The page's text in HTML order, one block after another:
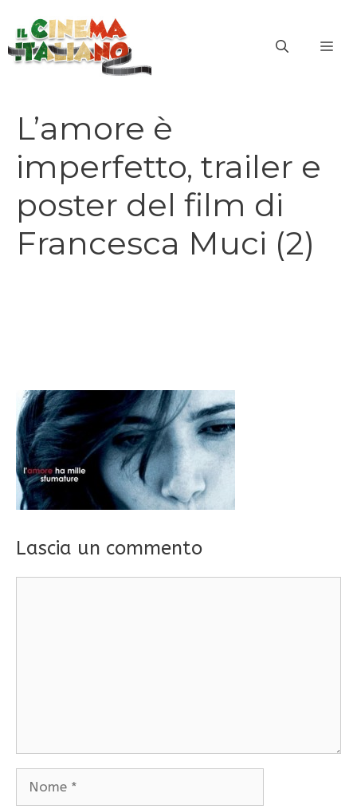
contenuto
L’amore è
imperfetto, trailer e
poster del film di
Francesca Muci (2)
Lascia un commento